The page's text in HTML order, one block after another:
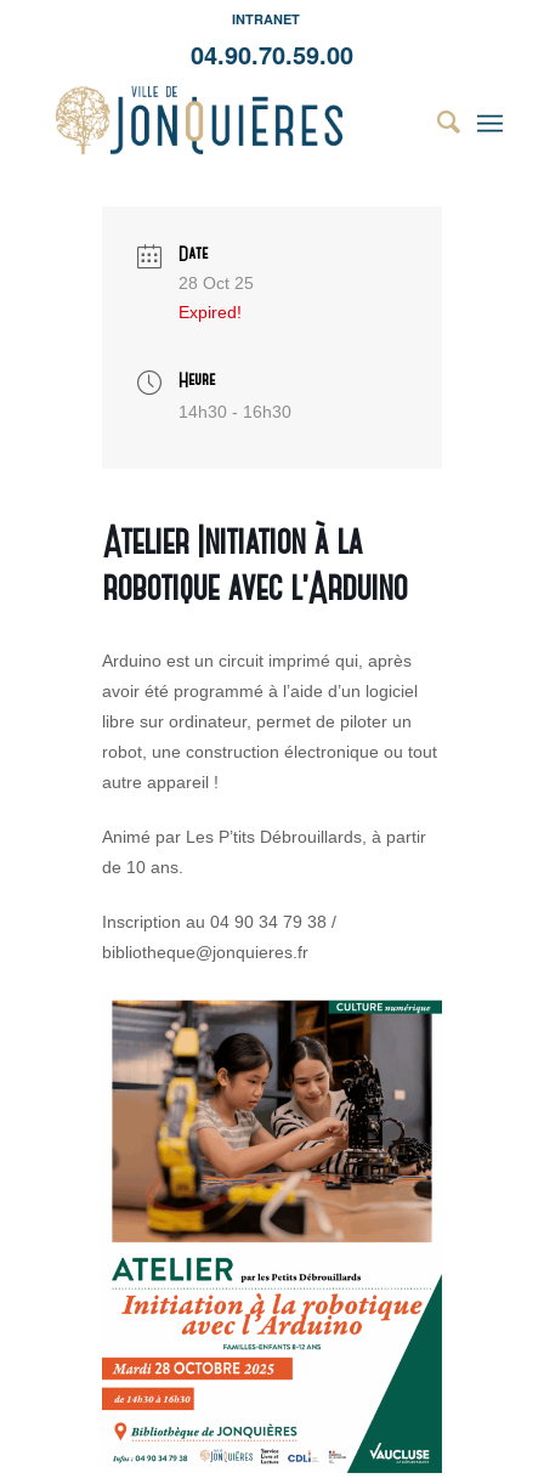
INTRANET
04.90.70.59.00
Date
28 Oct 25
Expired!
Heure
14h30 - 16h30
Atelier Initiation à la
robotique avec l’Arduino
Arduino est un circuit imprimé qui, après
avoir été programmé à l’aide d’un logiciel
libre sur ordinateur, permet de piloter un
robot, une construction électronique ou tout
autre appareil !
Animé par Les P’tits Débrouillards, à partir
de 10 ans.
Inscription au 04 90 34 79 38 /
bibliotheque@jonquieres.fr